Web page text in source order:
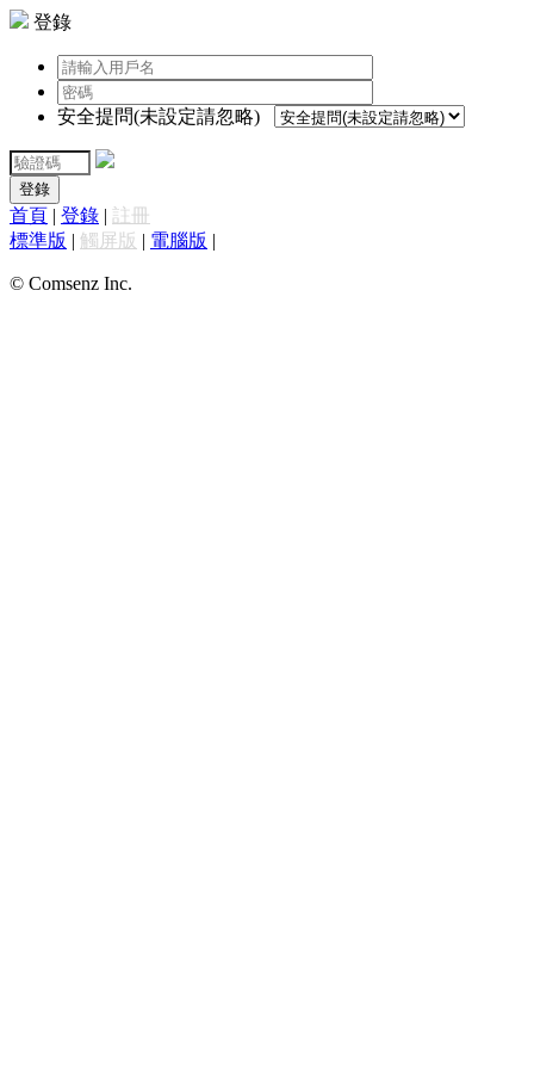
登錄
安全提問(未設定請忽略)
登錄
首頁 | 登錄 | 註冊
標準版 | 觸屏版 | 電腦版 |
© Comsenz Inc.